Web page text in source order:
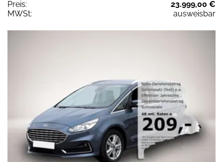
Preis:
23.999,00 €
MWSt:
ausweisbar